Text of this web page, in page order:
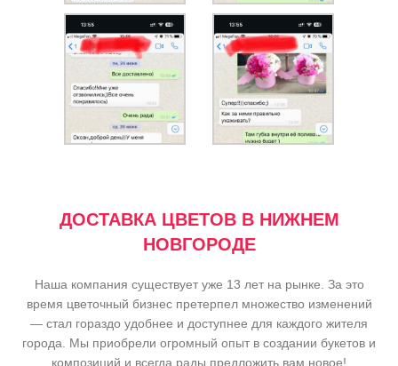
ДОСТАВКА ЦВЕТОВ В НИЖНЕМ
НОВГОРОДЕ
Наша компания существует уже 13 лет на рынке. За это
время цветочный бизнес претерпел множество изменений
— стал гораздо удобнее и доступнее для каждого жителя
города. Мы приобрели огромный опыт в создании букетов и
композиций и всегда рады предложить вам новое!